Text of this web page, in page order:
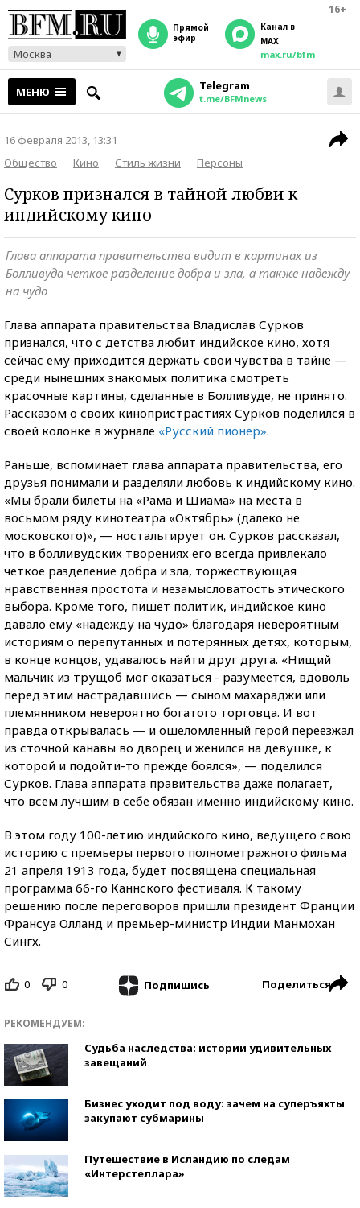
16+
Москва
прямой
эфир
Канал в
MAX
max.ru/bfm
МЕНЮ Telegram
t.me/BFMnews
16 февраля 2013, 13:31
Общество
Кино Стиль жизни Персоны
Сурков признался в тайной любви к
индийскому кино
Глава аппарата правительства видит в картинах из
Болливуда четкое разделение добра и зла, а также надежду
на чудо
Глава аппарата правительства Владислав Сурков
признался, что с детства любит индийское кино, хотя
сейчас ему приходится держать свои чувства в тайне —
среди нынешних знакомых политика смотреть
красочные картины, сделанные в Болливуде, не принято.
Рассказом о своих кинопристрастиях Сурков поделился в
своей колонке в журнале «Русский пионер».
Раньше, вспоминает глава аппарата правительства, его
друзья понимали и разделяли любовь к индийскому кино.
«Мы брали билеты на «Рама и Шиама» на места в
восьмом ряду кинотеатра «Октябрь» (далеко не
московского)», — ностальгирует он. Сурков рассказал,
что в болливудских творениях его всегда привлекало
четкое разделение добра и зла, торжествующая
нравственная простота и незамысловатость этического
выбора. Кроме того, пишет политик, индийское кино
давало ему «надежду на чудо» благодаря невероятным
историям о перепутанных и потерянных детях, которым,
в конце концов, удавалось найти друг друга. «Нищий
мальчик из трущоб мог оказаться - разумеется, вдоволь
перед этим настрадавшись — сыном махараджи или
племянником невероятно богатого торговца. И вот
правда открывалась — и ошеломленный герой переезжал
из сточной канавы во дворец и женился на девушке, к
которой и подойти-то прежде боялся», — поделился
Сурков. Глава аппарата правительства даже полагает,
что всем лучшим в себе обязан именно индийскому кино.
В этом году 100-летию индийского кино, ведущего свою
историю с премьеры первого полнометражного фильма
21 апреля 1913 года, будет посвящена специальная
программа 66-го Каннского фестиваля. К такому
решению после переговоров пришли президент Франции
Франсуа Олланд и премьер-министр Индии Манмохан
Сингх.
0 0 Подпишись Поделиться
РЕКОМЕНДУЕМ:
Судьба наследства: истории удивительных
завещаний
Бизнес уходит под воду: зачем на суперъяхты
закупают субмарины
Путешествие в Исландию по следам
«Интерстеллара»